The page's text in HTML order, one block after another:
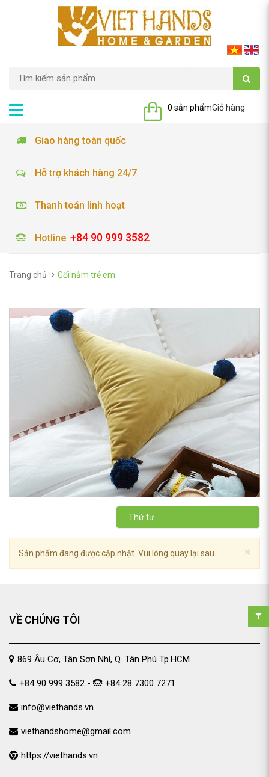
Giỏ hàng
0 sản phẩm
Giao hàng toàn quốc
Hỗ trợ khách hàng 24/7
Thanh toán linh hoạt
Hotline: +84 90 999 3582
Trang chủ Gối nằm trẻ em
Thứ tự
×
Sản phẩm đang được cập nhật. Vui lòng quay lại sau.
VỀ CHÚNG TÔI
869 Âu Cơ, Tân Sơn Nhì, Q. Tân Phú Tp.HCM
+84 90 999 3582 - +84 28 7300 7271
info@viethands.vn
viethandshome@gmail.com
https://viethands.vn